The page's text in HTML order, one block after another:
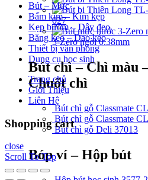
027
3-Zero ngòi 0.38mm
Bút chì – Chì màu
Chuốt chì
Bút chì gỗ Classmate
Bút chì gỗ Classmate
Bút chì gỗ Deli 37013
Bóp ví – Hộp bút
Bút – Mực
Bấm kim – Kim kẹp
Kẹp bướm – Dây đeo
Băng keo – Dao kéo
Thiết bị văn phòng
Dụng cụ học sinh
Trang chủ
Giới Thiệu
Liên Hệ
Shopping cart
close
Scroll To Top